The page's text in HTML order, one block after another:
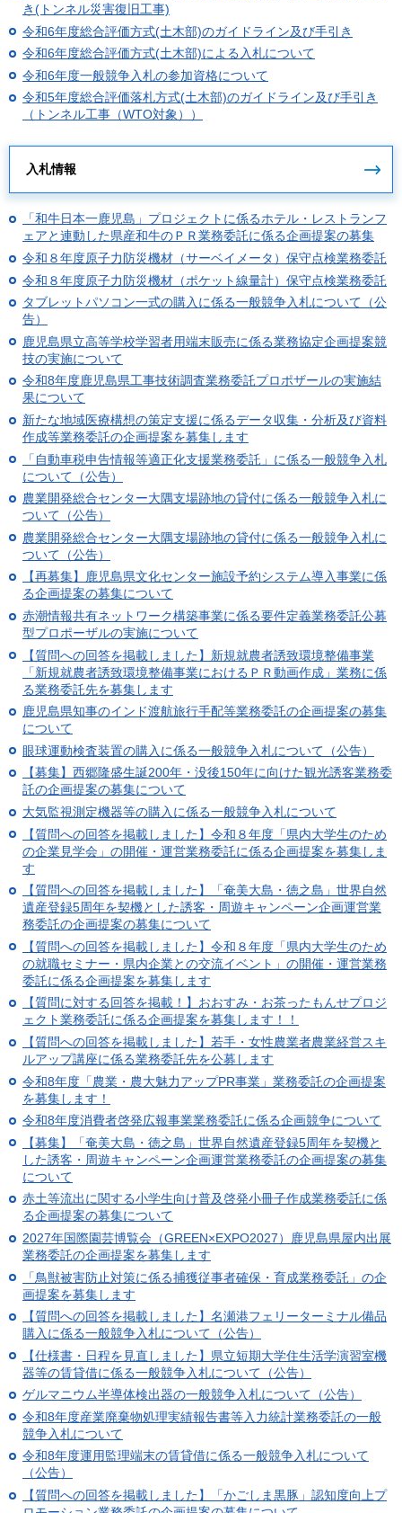
き(トンネル災害復旧工事)
令和6年度総合評価方式(土木部)のガイドライン及び手引き
令和6年度総合評価方式(土木部)による入札について
令和6年度一般競争入札の参加資格について
令和5年度総合評価落札方式(土木部)のガイドライン及び手引き
（トンネル工事（WTO対象））
入札情報
「和牛日本一鹿児島」プロジェクトに係るホテル・レストランフ
ェアと連動した県産和牛のＰＲ業務委託に係る企画提案の募集
令和８年度原子力防災機材（サーベイメータ）保守点検業務委託
令和８年度原子力防災機材（ポケット線量計）保守点検業務委託
タブレットパソコン一式の購入に係る一般競争入札について（公
告）
鹿児島県立高等学校学習者用端末販売に係る業務協定企画提案競
技の実施について
令和8年度鹿児島県工事技術調査業務委託プロポザールの実施結
果について
新たな地域医療構想の策定支援に係るデータ収集・分析及び資料
作成等業務委託の企画提案を募集します
「自動車税申告情報等適正化支援業務委託」に係る一般競争入札
について（公告）
農業開発総合センター大隅支場跡地の貸付に係る一般競争入札に
ついて（公告）
農業開発総合センター大隅支場跡地の貸付に係る一般競争入札に
ついて（公告）
【再募集】鹿児島県文化センター施設予約システム導入事業に係
る企画提案の募集について
赤潮情報共有ネットワーク構築事業に係る要件定義業務委託公募
型プロポーザルの実施について
【質問への回答を掲載しました】新規就農者誘致環境整備事業
「新規就農者誘致環境整備事業におけるＰＲ動画作成」業務に係
る業務委託先を募集します
鹿児島県知事のインド渡航旅行手配等業務委託の企画提案の募集
について
眼球運動検査装置の購入に係る一般競争入札について（公告）
【募集】西郷隆盛生誕200年・没後150年に向けた観光誘客業務委
託の企画提案の募集について
大気監視測定機器等の購入に係る一般競争入札について
【質問への回答を掲載しました】令和８年度「県内大学生のため
の企業見学会」の開催・運営業務委託に係る企画提案を募集しま
す
【質問への回答を掲載しました】「奄美大島・徳之島」世界自然
遺産登録5周年を契機とした誘客・周遊キャンペーン企画運営業
務委託の企画提案の募集について
【質問への回答を掲載しました】令和８年度「県内大学生のため
の就職セミナー・県内企業との交流イベント」の開催・運営業務
委託に係る企画提案を募集します
【質問に対する回答を掲載！】おおすみ・お茶ったもんせプロジ
ェクト業務委託に係る企画提案を募集します！！
【質問への回答を掲載しました】若手・女性農業者農業経営スキ
ルアップ講座に係る業務委託先を公募します
令和8年度「農業・農大魅力アップPR事業」業務委託の企画提案
を募集します！
令和8年度消費者啓発広報事業業務委託に係る企画競争について
【募集】「奄美大島・徳之島」世界自然遺産登録5周年を契機と
した誘客・周遊キャンペーン企画運営業務委託の企画提案の募集
について
赤土等流出に関する小学生向け普及啓発小冊子作成業務委託に係
る企画提案の募集について
2027年国際園芸博覧会（GREEN×EXPO2027）鹿児島県屋内出展
業務委託の企画提案を募集します
「鳥獣被害防止対策に係る捕獲従事者確保・育成業務委託」の企
画提案を募集します
【質問への回答を掲載しました】名瀬港フェリーターミナル備品
購入に係る一般競争入札について（公告）
【仕様書・日程を見直しました】県立短期大学住生活学演習室機
器等の賃貸借に係る一般競争入札について（公告）
ゲルマニウム半導体検出器の一般競争入札について（公告）
令和8年度産業廃棄物処理実績報告書等入力統計業務委託の一般
競争入札について
令和8年度運用監理端末の賃貸借に係る一般競争入札について
（公告）
【質問への回答を掲載しました】「かごしま黒豚」認知度向上プ